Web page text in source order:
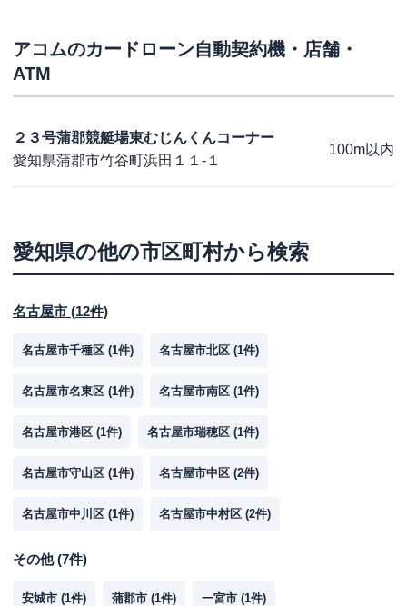
アコムのカードローン自動契約機・店舗・
ATM
２３号蒲郡競艇場東むじんくんコーナー
愛知県蒲郡市竹谷町浜田１１-１
100m以内
愛知県の他の市区町村から検索
名古屋市 (12件)
名古屋市千種区 (1件) 名古屋市北区 (1件)
名古屋市名東区 (1件) 名古屋市南区 (1件)
名古屋市港区 (1件) 名古屋市瑞穂区 (1件)
名古屋市守山区 (1件) 名古屋市中区 (2件)
名古屋市中川区 (1件) 名古屋市中村区 (2件)
その他(7件)
安城市 (1件) 蒲郡市 (1件) 一宮市 (1件)